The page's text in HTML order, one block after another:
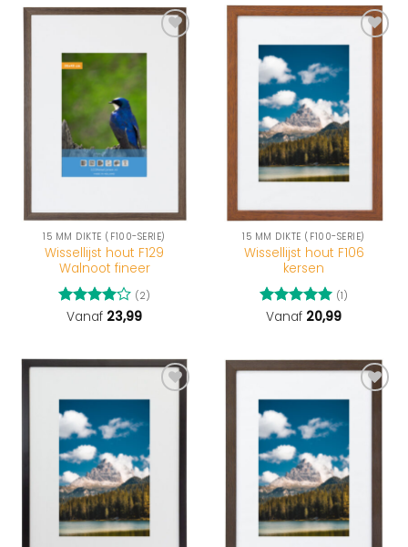
15 MM DIKTE (F100-SERIE)
Wissellijst hout F129
Walnoot fineer
Gewaardeerd
(2)
Vanaf 23,99
15 MM DIKTE (F100-SERIE)
Wissellijst hout F106
kersen
Gewaardeerd
(1)
Vanaf 20,99